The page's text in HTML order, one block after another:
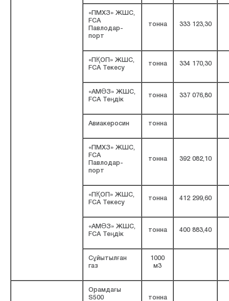
«ПМХЗ» ЖШС,
FCA
Павлодар-
порт
тонна 333 123,30
«ПҚОП» ЖШС,
FCA Текесу
тонна 334 170,30
«АМӨЗ» ЖШС,
FCA Теңдік
тонна 337 076,80
Авиакеросин тонна
«ПМХЗ» ЖШС,
FCA
Павлодар-
порт
тонна 392 082,10
«ПҚОП» ЖШС,
FCA Текесу
тонна 412 299,60
«АМӨЗ» ЖШС,
FCA Теңдік
тонна 400 883,40
Сұйытылған
газ
1000
м3
Орамдағы
S500
тонна